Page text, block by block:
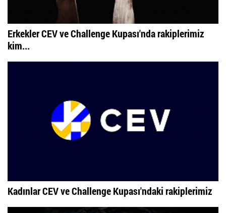
Erkekler CEV ve Challenge Kupası'nda rakiplerimiz
kim...
Kadınlar CEV ve Challenge Kupası'ndaki rakiplerimiz